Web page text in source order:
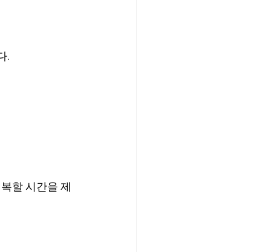
.
할 시간을 제